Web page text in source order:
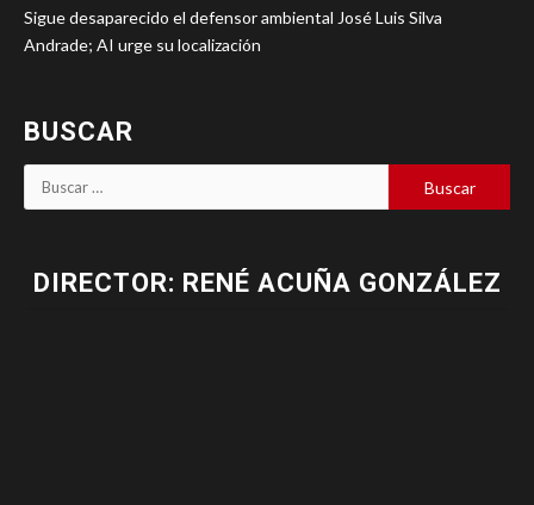
Sigue desaparecido el defensor ambiental José Luis Silva
Andrade; AI urge su localización
BUSCAR
DIRECTOR: RENÉ ACUÑA GONZÁLEZ